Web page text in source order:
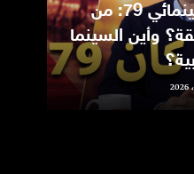
مهرجان كان السينمائي 79: من
وأين السينما